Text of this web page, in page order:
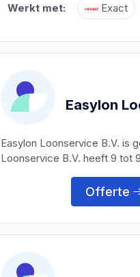
Werkt met: Exact
Easylon
Easylon Loonservice B.V. is
Loonservice B.V. heeft 9 tot
Offerte